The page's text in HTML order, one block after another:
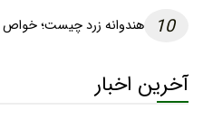
10 هندوانه زرد چیست؛ خواص
آخرین اخبار